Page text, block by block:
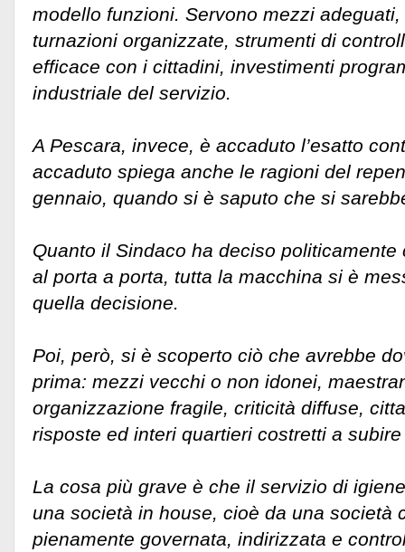
modello funzioni. Servono mezzi
turnazioni organizzate, strumenti di
efficace con i cittadini, investimenti
industriale del servizio.
A Pescara, invece, è accaduto l’esatto
accaduto spiega anche le ragioni del
gennaio, quando si è saputo che si
Quanto il Sindaco ha deciso
al porta a porta, tutta la macchina si è
quella decisione.
Poi, però, si è scoperto ciò che avrebbe
prima: mezzi vecchi o non idonei,
organizzazione fragile, criticità diffuse,
risposte ed interi quartieri costretti a
La cosa più grave è che il servizio di
una società in house, cioè da una società
pienamente governata, indirizzata e